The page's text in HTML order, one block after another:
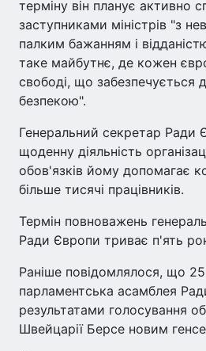
терміну він планує активно
заступниками міністрів "з
палким бажанням і
таке майбутнє, де кожен
свободі, що забезпечується
безпекою".
Генеральний секретар Ради
щоденну діяльність
обов'язків йому допомагає
більше тисячі працівників.
Термін повноважень
Ради Європи триває п'ять
Раніше повідомлялося, що
парламентська асамблея
результатами голосування
Швейцарії Берсе новим